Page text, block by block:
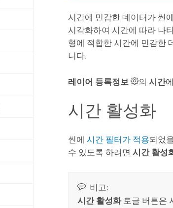
시간에 민감한 데이터가 씬
시각화하여 시간에 따라 나
형에 적합한 시간에 민감한
니다.
레이어 등록정보 의시간
시간 활성화
씬에시간 필터가 적용되었
수 있도록 하려면시간 활성
비고:
시간 활성화토글 버튼은